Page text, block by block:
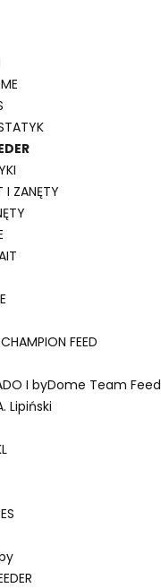
I ZANĘTY
FEED
I byDome Team
Lipiński